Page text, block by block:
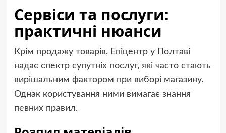
Сервіси та послуги:
практичні нюанси
Крім продажу товарів, Епіцентр у Полтаві
надає спектр супутніх послуг, які часто стають
вирішальним фактором при виборі магазину.
Однак користування ними вимагає знання
певних правил.